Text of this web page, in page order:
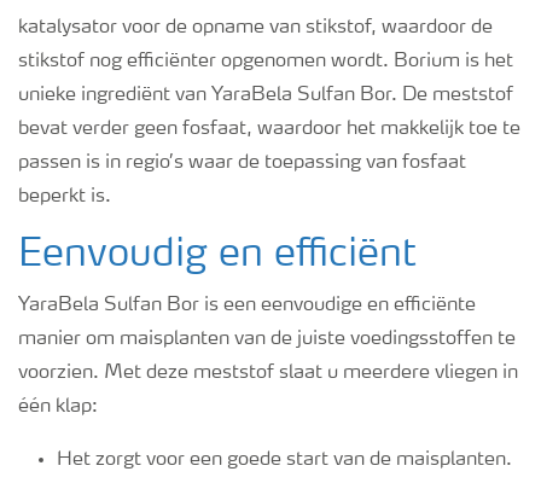
katalysator voor de opname van stikstof, waardoor de
stikstof nog efficiënter opgenomen wordt. Borium is het
unieke ingrediënt van YaraBela Sulfan Bor. De meststof
bevat verder geen fosfaat, waardoor het makkelijk toe te
passen is in regio’s waar de toepassing van fosfaat
beperkt is.
Eenvoudig en efficiënt
YaraBela Sulfan Bor is een eenvoudige en efficiënte
manier om maisplanten van de juiste voedingsstoffen te
voorzien. Met deze meststof slaat u meerdere vliegen in
één klap:
Het zorgt voor een goede start van de maisplanten.